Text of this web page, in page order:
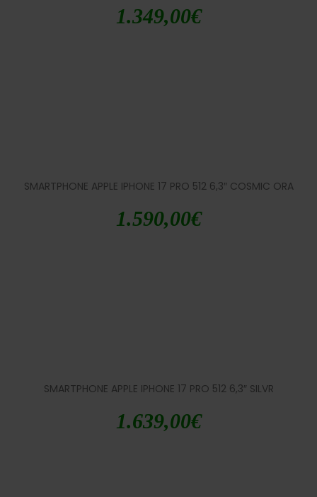
1.349,00€
SMARTPHONE APPLE IPHONE 17 PRO 512 6,3″ COSMIC ORA
1.590,00€
SMARTPHONE APPLE IPHONE 17 PRO 512 6,3″ SILVR
1.639,00€